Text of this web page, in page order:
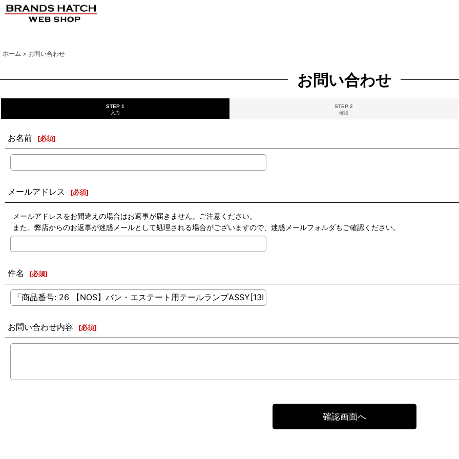
ホーム > お問い合わせ
お問い合わせ
STEP 1
入力
STEP 2
確認
お名前 [必須]
メールアドレス [必須]
メールアドレスをお間違えの場合はお返事が届きません。ご注意ください。
また、弊店からのお返事が迷惑メールとして処理される場合がございますので、迷惑メールフォルダもご確認ください。
件名 [必須]
お問い合わせ内容 [必須]
確認画面へ